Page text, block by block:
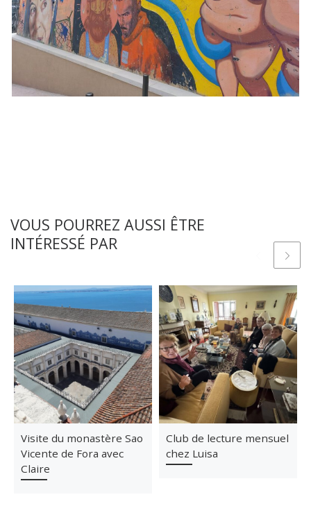
VOUS POURREZ AUSSI ÊTRE
INTÉRESSÉ PAR
Visite du monastère Sao
Vicente de Fora avec
Claire
Club de lecture mensuel
chez Luisa